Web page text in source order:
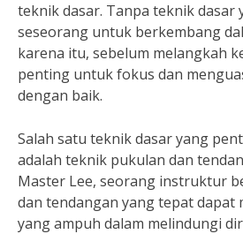
teknik dasar. Tanpa teknik dasar
seseorang untuk berkembang
karena itu, sebelum melangkah
penting untuk fokus dan
dengan baik.
Salah satu teknik dasar yang
adalah teknik pukulan dan
Master Lee, seorang instruktur
dan tendangan yang tepat dapat
yang ampuh dalam melindungi